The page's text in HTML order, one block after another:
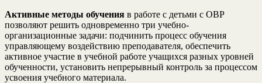
Активные методы обучения в работе с детьми с ОВР
позволяют решить одновременно три учебно-
организационные задачи: подчинить процесс обучения
управляющему воздействию преподавателя, обеспечить
активное участие в учебной работе учащихся разных уровней
обученности, установить непрерывный контроль за процессом
усвоения учебного материала.